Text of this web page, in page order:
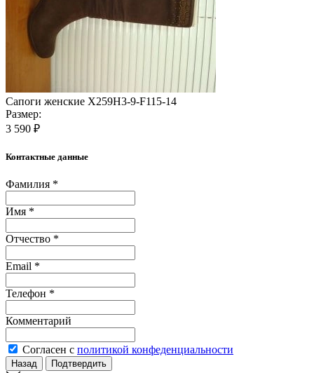
Сапоги женские X259H3-9-F115-14
Размер:
3 590 ₽
Контактные данные
Фамилия *
Имя *
Отчество *
Email *
Телефон *
Комментарий
Согласен с политикой конфеденциальности
Назад Подтвердить